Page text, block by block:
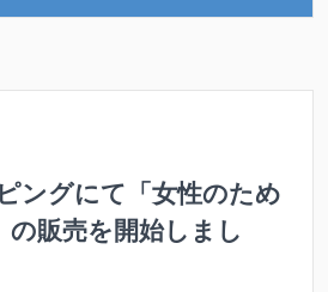
ングにて「女性のため
の販売を開始しまし